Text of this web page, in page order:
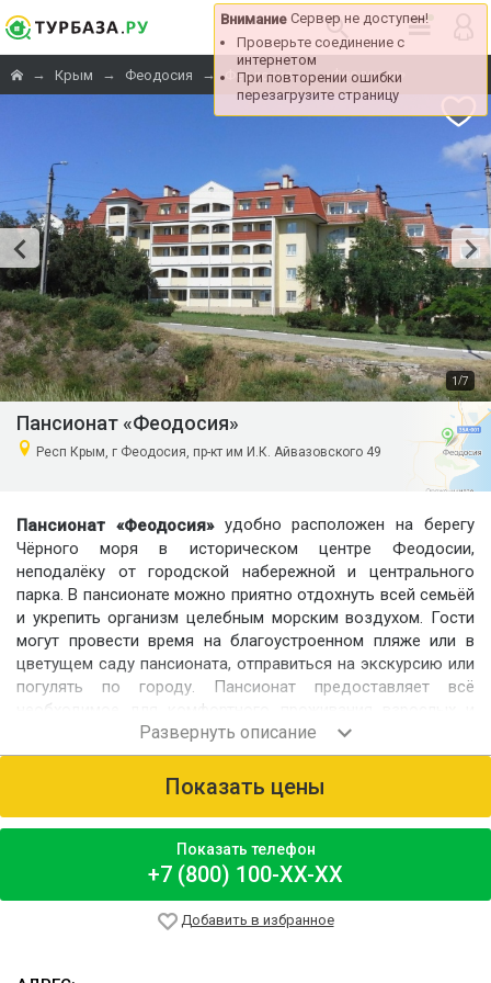
Внимание Сервер не доступен!
Проверьте соединение с
интернетом
При повторении ошибки
перезагрузите страницу
→ Крым → Феодосия → Феодосия → «Феодосия»
1/7
Пансионат «Феодосия»
Респ Крым, г Феодосия, пр-кт им И.К. Айвазовского 49
Пансионат «Феодосия»удобно расположен на берегу
Чёрного моря в историческом центре Феодосии,
неподалёку от городской набережной и центрального
парка. В пансионате можно приятно отдохнуть всей семьёй
и укрепить организм целебным морским воздухом. Гости
могут провести время на благоустроенном пляже или в
цветущем саду пансионата, отправиться на экскурсию или
погулять по городу. Пансионат предоставляет всё
необходимое для комфортного проживания взрослых и
Гости размещаются в одно-, двух- и четырёхместных
номерах – стандартных, повышенной комфортности и
106 номеров и 4 отдельных двухэтажных коттеджа. В
целом пансионат рассчитан на 210 человек.
Показать цены
Показать телефон
+7 (800) 100-XX-XX
Добавить в избранное